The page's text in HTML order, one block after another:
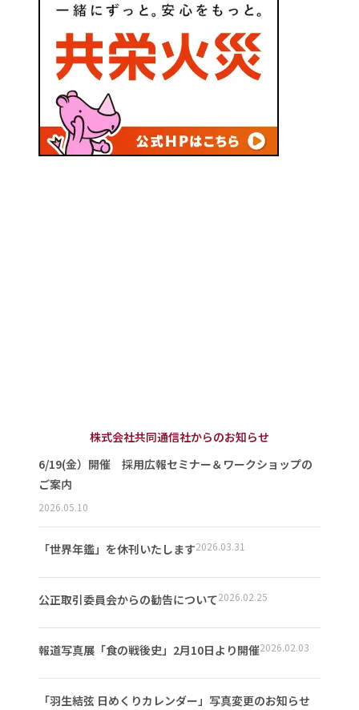
株式会社共同通信社からのお知らせ
6/19(金）開催 採用広報セミナー＆ワークショップの
ご案内
2026.05.10
「世界年鑑」を休刊いたします2026.03.31
公正取引委員会からの勧告について2026.02.25
報道写真展「食の戦後史」2月10日より開催2026.02.03
「羽生結弦 日めくりカレンダー」写真変更のお知らせ